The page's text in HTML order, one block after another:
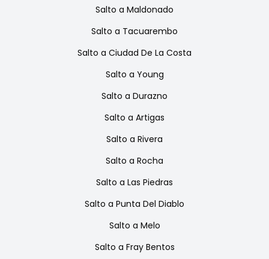
Salto a Maldonado
Salto a Tacuarembo
Salto a Ciudad De La Costa
Salto a Young
Salto a Durazno
Salto a Artigas
Salto a Rivera
Salto a Rocha
Salto a Las Piedras
Salto a Punta Del Diablo
Salto a Melo
Salto a Fray Bentos